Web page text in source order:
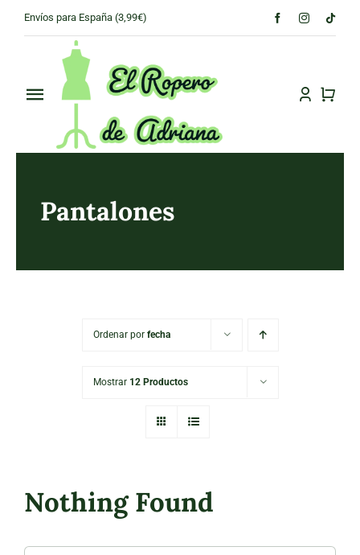
Envíos para España (3,99€)
Toggle
Navigation
PRINCIPAL
Pantalones
Ordenar por fecha
Mostrar 12 Productos
Nothing Found